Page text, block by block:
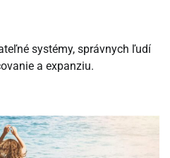
systémy, správnych ľudí
a expanziu.